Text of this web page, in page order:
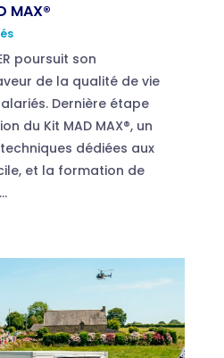
MAX®
poursuit son
de la qualité de vie
Dernière étape
du Kit MAD MAX®, un
dédiées aux
et la formation de